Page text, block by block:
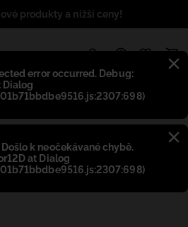
error occurred. Debug:
Dialog
k neočekávané chybě.
at Dialog
produkty a nižší ceny!